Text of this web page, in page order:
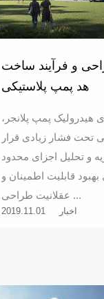
و فرآیند ساخت
هد پمپ پلاستیکی
هیدرولیک پمپ پلانجر،
تحت فشار زیادی قرار
و تحلیل اجزای محدود
قابلیت اطمینان و
عقلانیت طراحی ...
2019.11.01 اخبار